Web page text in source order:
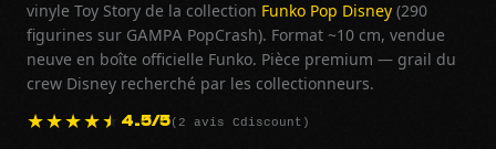
vinyle Toy Story de la collection Funko Pop Disney (290
figurines sur GAMPA PopCrash). Format ~10 cm, vendue
neuve en boîte officielle Funko. Pièce premium — grail du
crew Disney recherché par les collectionneurs.
4.5/5(2 avis Cdiscount)